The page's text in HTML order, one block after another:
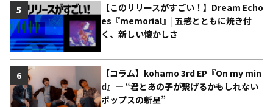
【このリリースがすごい！】Dream Echo
es『memorial』| 五感とともに焼き付
く、新しい懐かしさ
5
【コラム】kohamo 3rd EP『On my min
d』― “君とあの子が繋げるかもしれない
ポップスの新星”
6